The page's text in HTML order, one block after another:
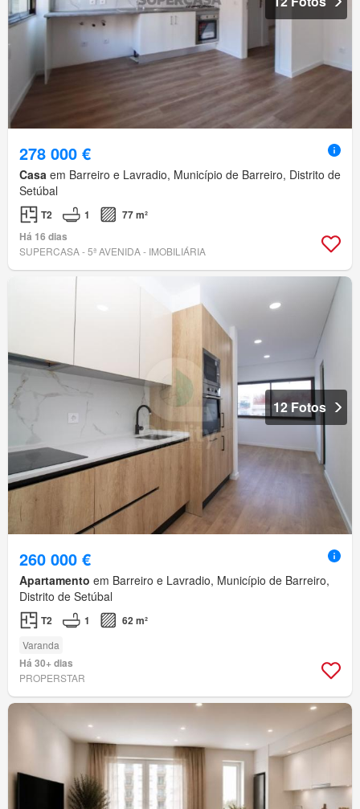
278 000 €
Casa em Barreiro e Lavradio, Município de Barreiro, Distrito de
Setúbal
T2 1
77 m²
Há 16 dias
SUPERCASA - 5ª AVENIDA - IMOBILIÁRIA
12 Fotos
260 000 €
Apartamento em Barreiro e Lavradio, Município de Barreiro,
Distrito de Setúbal
T2 1 62 m²
Varanda
Há 30+ dias
PROPERSTAR